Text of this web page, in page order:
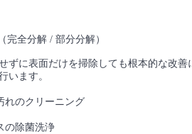
完全分解 / 部分分解）
ずに表面だけを掃除しても根本的な改
います。
れのクリーニング
の除菌洗浄